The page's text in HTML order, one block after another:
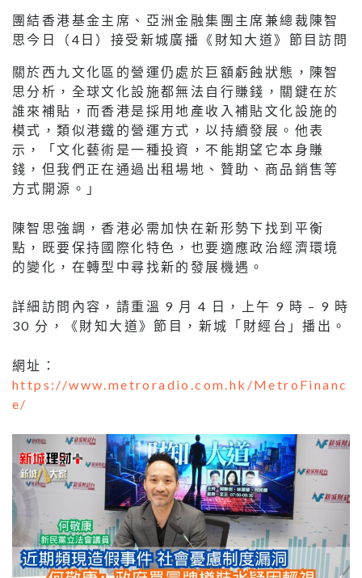
團結香港基金主席、亞洲金融集團主席兼總裁陳智
思今日（4日）接受新城廣播《財知大道》節目訪問
關於西九文化區的營運仍處於巨額虧蝕狀態，陳智
思分析，全球文化設施都無法自行賺錢，關鍵在於
誰來補貼，而香港是採用地產收入補貼文化設施的
模式，類似港鐵的營運方式，以持續發展。他表
示，「文化藝術是一種投資，不能期望它本身賺
錢，但我們正在通過出租場地、贊助、商品銷售等
方式開源。」
陳智思強調，香港必需加快在新形勢下找到平衡
點，既要保持國際化特色，也要適應政治經濟環境
的變化，在轉型中尋找新的發展機遇。
詳細訪問內容，請重溫 9 月 4 日，上午 9 時 – 9 時
30 分，《財知大道》節目，新城「財經台」播出。
網址：
https://www.metroradio.com.hk/MetroFinanc
e/